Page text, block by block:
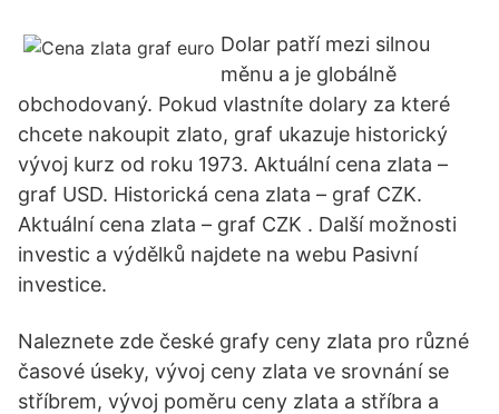
Dolar patří mezi silnou
měnu a je globálně
obchodovaný. Pokud vlastníte dolary za které
chcete nakoupit zlato, graf ukazuje historický
vývoj kurz od roku 1973. Aktuální cena zlata –
graf USD. Historická cena zlata – graf CZK.
Aktuální cena zlata – graf CZK . Další možnosti
investic a výdělků najdete na webu Pasivní
investice.
Naleznete zde české grafy ceny zlata pro různé
časové úseky, vývoj ceny zlata ve srovnání se
stříbrem, vývoj poměru ceny zlata a stříbra a